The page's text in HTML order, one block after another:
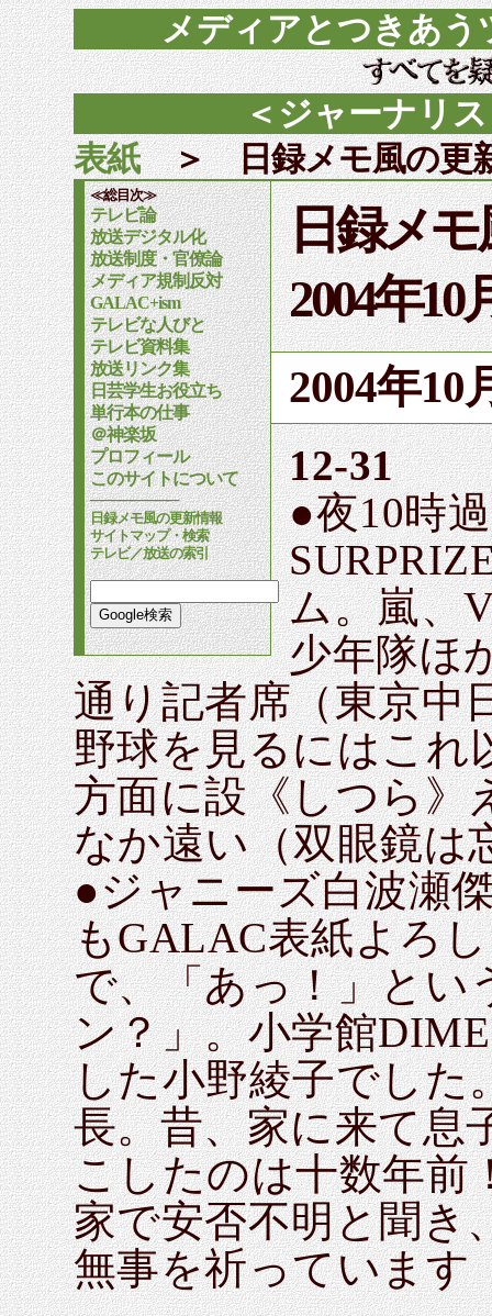
メディアとつきあう
＜ジャーナリ
表紙＞ 日録メモ風の更
≪総目次≫
テレビ論
放送デジタル化
放送制度・官僚論
メディア規制反対
GALAC+ism
テレビな人びと
テレビ資料集
放送リンク集
日芸学生お役立ち
単行本の仕事
＠神楽坂
プロフィール
このサイトについて
────────
日録メモ風の更新情報
サイトマップ・検索
テレビ／放送の索引
日録メモ
2004年10
2004年10
12-31
●夜10時
ム。嵐、
少年隊ほ
通り記者席（東京中
野球を見るにはこれ
方面に設《しつら》
なか遠い（双眼鏡は
●ジャニーズ白波瀬
もGALAC表紙よろ
で、「あっ！」とい
ン？」。小学館
した小野綾子でした
長。昔、家に来て息
こしたのは十数年
家で安否不明と聞き
無事を祈っています